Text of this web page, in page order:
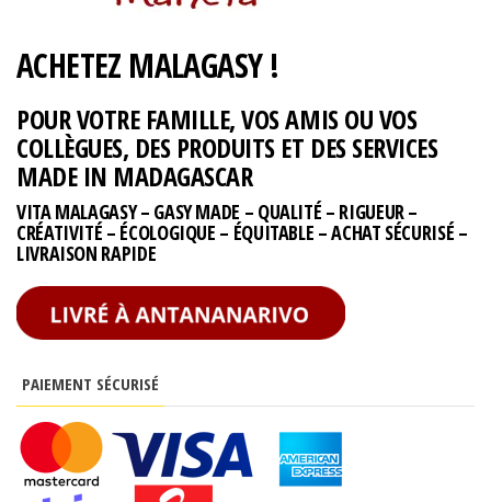
ACHETEZ MALAGASY !
POUR VOTRE FAMILLE, VOS AMIS OU VOS
COLLÈGUES, DES PRODUITS ET DES SERVICES
MADE IN MADAGASCAR
VITA MALAGASY – GASY MADE – QUALITÉ – RIGUEUR –
CRÉATIVITÉ – ÉCOLOGIQUE – ÉQUITABLE – ACHAT SÉCURISÉ –
LIVRAISON RAPIDE
PAIEMENT SÉCURISÉ